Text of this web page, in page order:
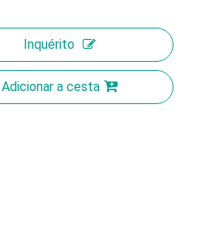
Inquérito
Adicionar a cesta